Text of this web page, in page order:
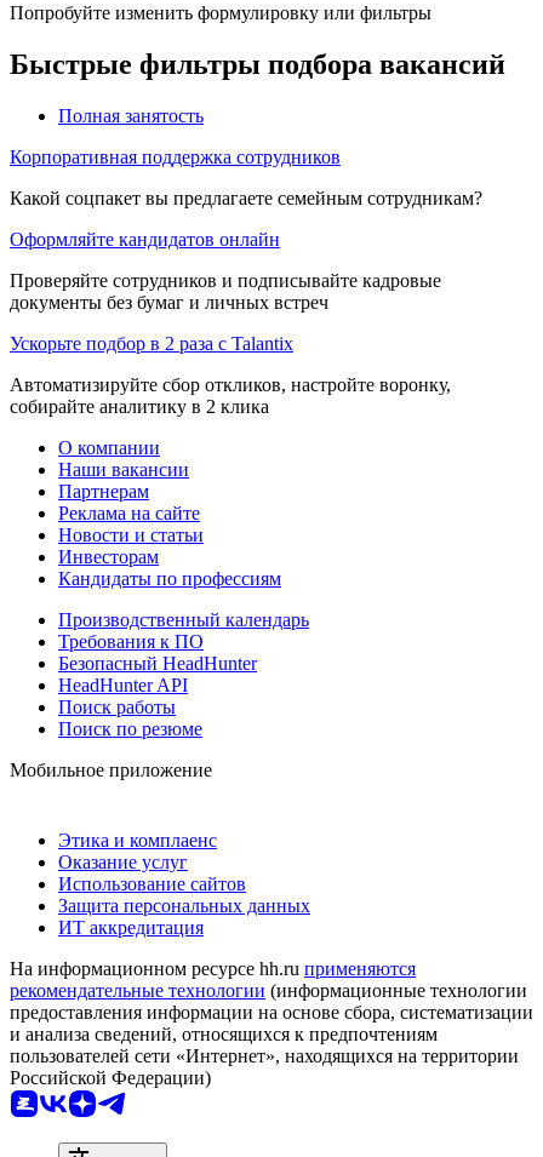
Попробуйте изменить формулировку или фильтры
Быстрые фильтры подбора вакансий
Полная занятость
Корпоративная поддержка сотрудников
Какой соцпакет вы предлагаете семейным сотрудникам?
Оформляйте кандидатов онлайн
Проверяйте сотрудников и подписывайте кадровые
документы без бумаг и личных встреч
Ускорьте подбор в 2 раза с Talantix
Автоматизируйте сбор откликов, настройте воронку,
собирайте аналитику в 2 клика
О компании
Наши вакансии
Партнерам
Реклама на сайте
Новости и статьи
Инвесторам
Кандидаты по профессиям
Производственный календарь
Требования к ПО
Безопасный HeadHunter
HeadHunter API
Поиск работы
Поиск по резюме
Мобильное приложение
Этика и комплаенс
Оказание услуг
Использование сайтов
Защита персональных данных
ИТ аккредитация
На информационном ресурсе hh.ru применяются
рекомендательные технологии (информационные технологии
предоставления информации на основе сбора, систематизации
и анализа сведений, относящихся к предпочтениям
пользователей сети «Интернет», находящихся на территории
Российской Федерации)